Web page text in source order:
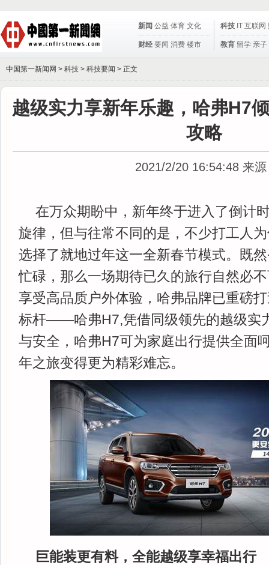
新闻 公益 体育 文化
财经 要闻 消费 楼市
科技 IT 互联网
教育 留学 亲子
中国第一新闻网 > 科技 > 科技要闻 > 正文
越级实力享新年乐趣，哈弗H7
攻略
2021/2/20 16:54:48 来
在万众期盼中，新年终于进入了倒计
旋律，但与往常不同的是，不少打工人
选择了就地过年这一全新春节模式。既
忙碌，那么一场期待已久的旅行自然必
享受高品质户外体验，哈弗品牌已重磅
标杆——哈弗H7,凭借同级领先的越级实
与安全，哈弗H7可为家庭出行提供全面
年之旅变得更为精彩难忘。
巨能装更有料，全能越级享幸福出行